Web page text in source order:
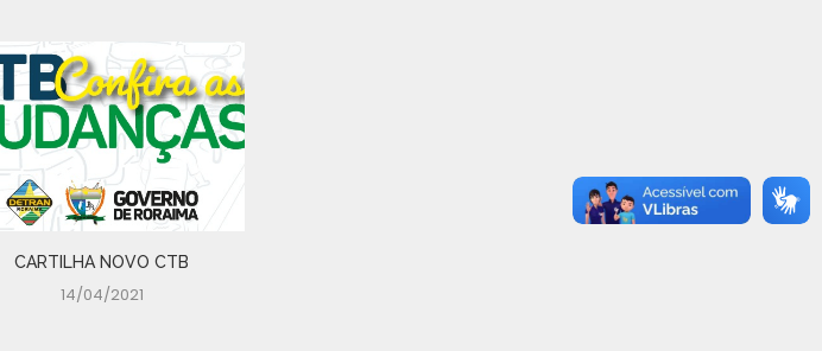
CARTILHA NOVO CTB
14/04/2021